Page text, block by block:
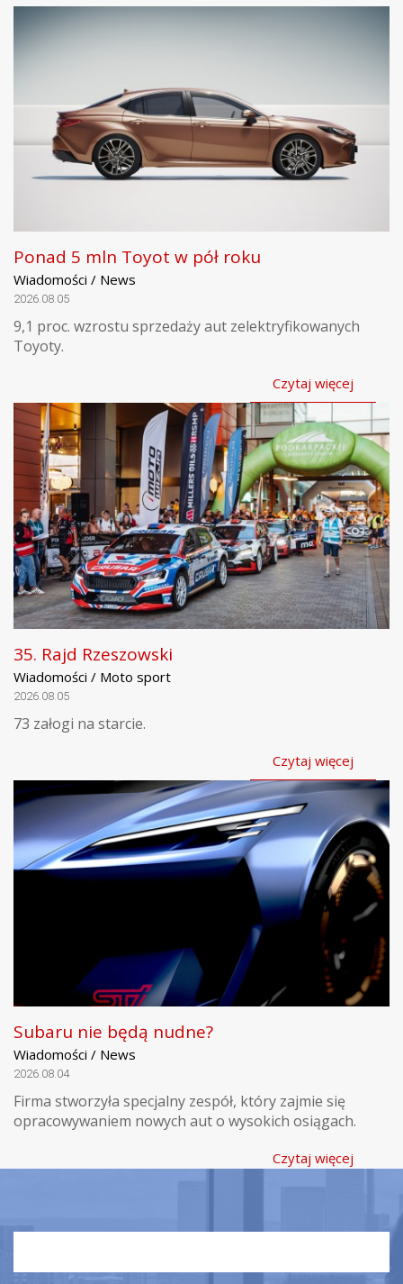
Ponad 5 mln Toyot w pół roku
Wiadomości / News
2026.08.05
9,1 proc. wzrostu sprzedaży aut zelektryfikowanych
Toyoty.
Czytaj więcej
35. Rajd Rzeszowski
Wiadomości / Moto sport
2026.08.05
73 załogi na starcie.
Czytaj więcej
Subaru nie będą nudne?
Wiadomości / News
2026.08.04
Firma stworzyła specjalny zespół, który zajmie się
opracowywaniem nowych aut o wysokich osiągach.
Czytaj więcej